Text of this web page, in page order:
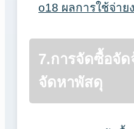
o18 ผลการใช้จ่า
7.การจัดซื้อจัด
จัดหาพัสดุ